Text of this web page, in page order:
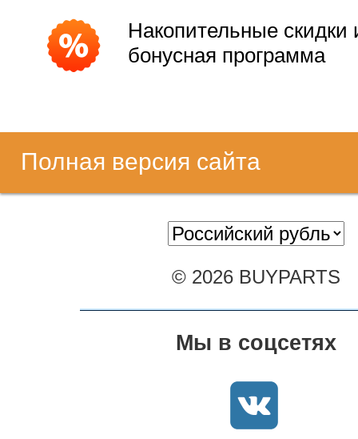
Накопительные скидки
бонусная программа
Полная версия сайта
© 2026 BUYPARTS
Мы в соцсетях